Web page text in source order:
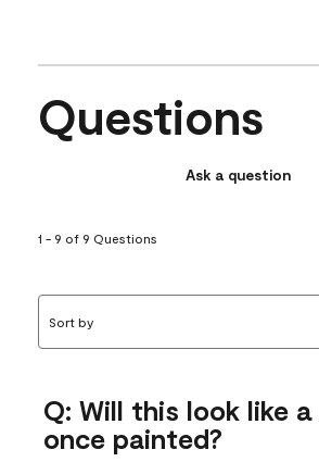
Questions
Ask a question
1 - 9 of 9 Questions
Sort by
Q: Will this look like
once painted?